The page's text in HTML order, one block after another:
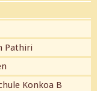
Pathiri
Konkoa B